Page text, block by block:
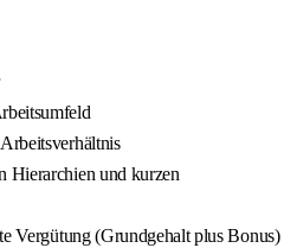
Hierarchien und kurzen
Vergütung (Grundgehalt plus Bonus)